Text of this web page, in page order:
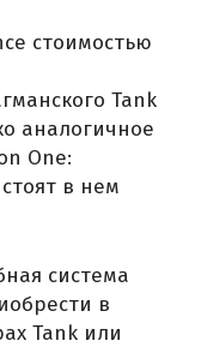
стоимостью
Tank
аналогичное
One:
в нем
система
в
Tank или